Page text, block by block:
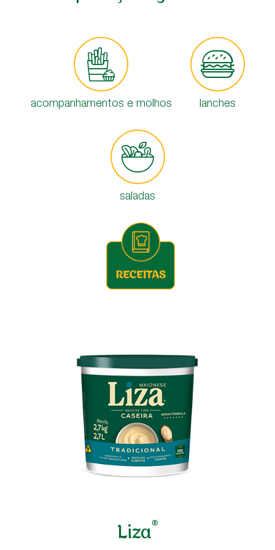
acompanhamentos e molhos lanches
saladas
Liza®